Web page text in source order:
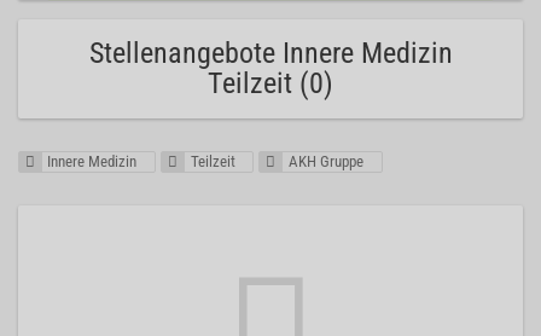
Stellenangebote Innere Medizin
Teilzeit (0)
Innere Medizin Teilzeit AKH Gruppe